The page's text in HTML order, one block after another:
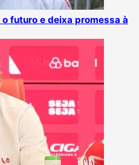
futuro e deixa promessa à